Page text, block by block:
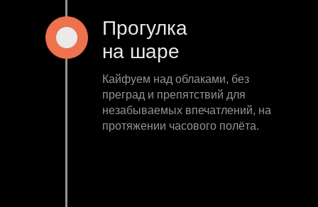
Прогулка
на шаре
Кайфуем над облаками, без
преград и препятствий для
незабываемых впечатлений, на
протяжении часового полёта.